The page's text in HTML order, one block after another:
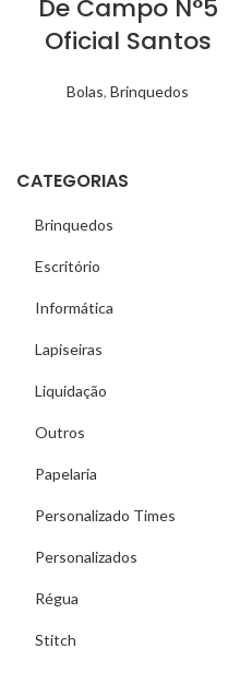
CATEGORIAS
Brinquedos
Escritório
Informática
Lapiseiras
Liquidação
Outros
Papelaria
Personalizado Times
Personalizados
Régua
Stitch
De Campo N°5
Oficial Santos
Bolas, Brinquedos